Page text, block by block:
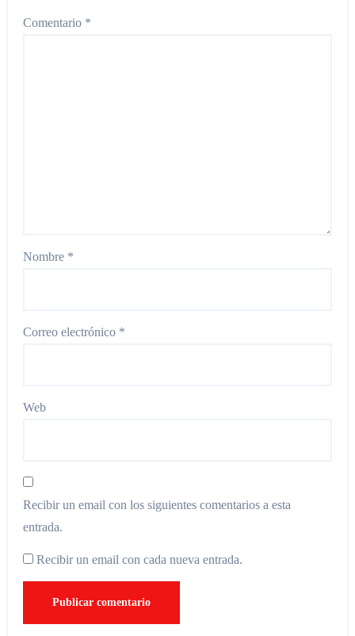
Comentario *
Nombre *
Correo electrónico *
Web
Recibir un email con los siguientes comentarios a esta
entrada.
Recibir un email con cada nueva entrada.